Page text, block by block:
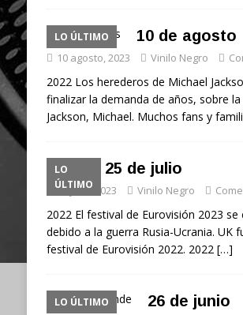
LO ÚLTIMO 10 de agosto
10 agosto, 2023 Vinilo Negro
2022 Los herederos de Michael
finalizar la demanda de años, sobre
Jackson, Michael. Muchos fans y
LO
ÚLTIMO
25 de julio
25 julio, 2023 Vinilo Negro
2022 El festival de Eurovisión 2023
debido a la guerra Rusia-Ucrania. UK
festival de Eurovisión 2022. 2022 […]
LO ÚLTIMO 26 de junio